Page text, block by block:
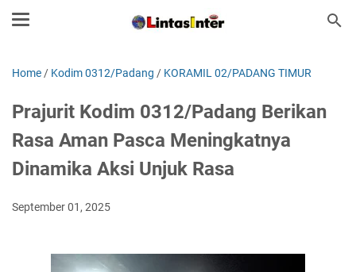
Home / Kodim 0312/Padang / KORAMIL 02/PADANG TIMUR
Prajurit Kodim 0312/Padang Berikan
Rasa Aman Pasca Meningkatnya
Dinamika Aksi Unjuk Rasa
September 01, 2025